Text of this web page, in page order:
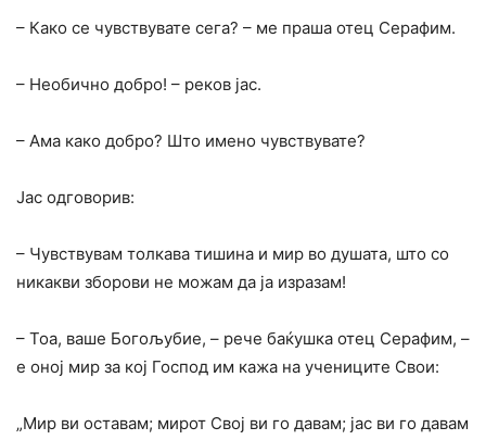
– Како се чувствувате сега? – ме праша отец Серафим.
– Необично добро! – реков јас.
– Ама како добро? Што имено чувствувате?
Јас одговорив:
– Чувствувам толкава тишина и мир во душата, што co
никакви зборови не можам да ја изразам!
– Тоа, ваше Богољубие, – рече баќушка отец Серафим, –
е оној мир за кој Господ им кажа на учениците Свои:
„Мир ви оставам; мирот Свој ви го давам; jac ви го давам